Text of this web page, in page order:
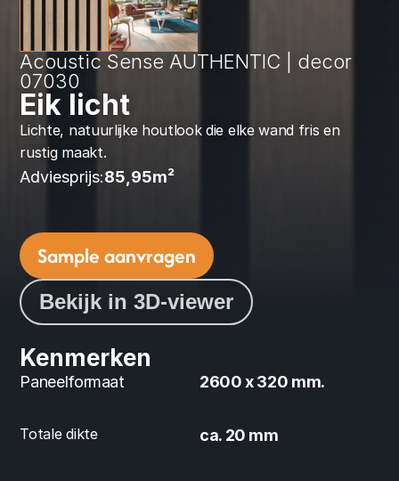
Acoustic Sense AUTHENTIC | decor
07030
Eik licht
Adviesprijs:85,95m²
Lichte, natuurlijke houtlook die elke wand fris en
rustig maakt.
Sample aanvragen
Bekijk in 3D-viewer
Kenmerken
Paneelformaat 2600 x 320 mm.
Totale dikte ca. 20 mm